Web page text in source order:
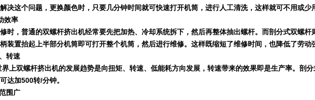
决这个问题，更换颜色时，只要几分钟时间就可快速打开机筒，进行人工清洗， 这样就可不用或少
效率
时，普通的双螺杆挤出机经常要先把加热、冷却系统拆下，然后再整体抽出螺杆。而剖分式双螺
装置抬起上半部分机筒即可打开整个机筒， 然后进行维修。这样既缩短了维修时间，也降低了劳动
转速
界上双螺杆挤出机的发展趋势是向扭矩、转速、低能耗方向发展，转速带来的效果即是生产率。剖
达加500转/分钟。
围广